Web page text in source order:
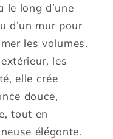
le long d’une
d’un mur pour
les volumes.
les
elle crée
douce,
tout en
élégante.